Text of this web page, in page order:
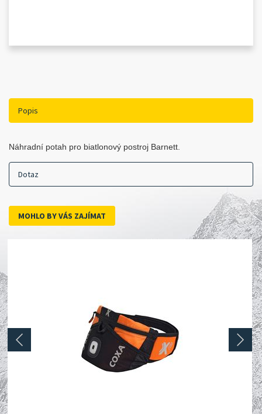
Popis
Náhradní potah pro biatlonový postroj Barnett.
Dotaz
MOHLO BY VÁS ZAJÍMAT
prev next